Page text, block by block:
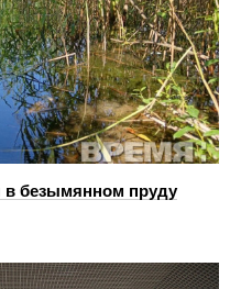
в безымянном пруду